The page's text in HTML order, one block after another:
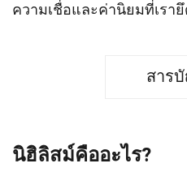
ความเชื่อและค่านิยมที่เรา
สาร
นิฮิลิสม์คืออะไร?